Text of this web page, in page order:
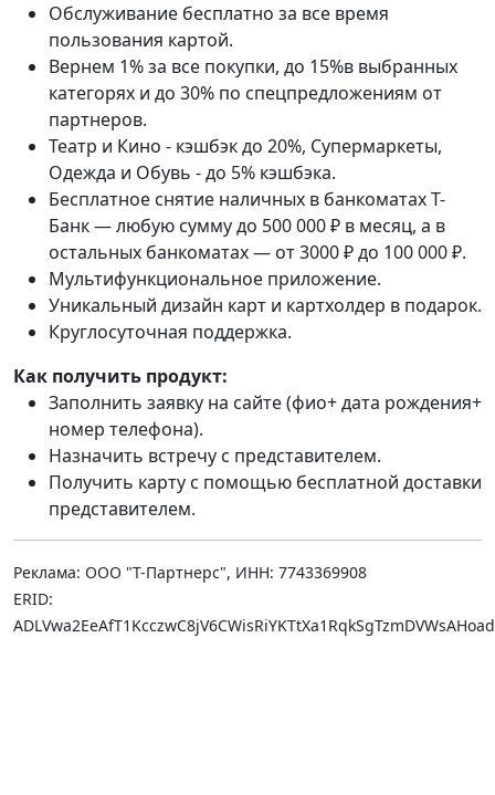
Обслуживание бесплатно за все время
пользования картой.
Вернем 1% за все покупки, до 15%в выбранных
категорях и до 30% по спецпредложениям от
партнеров.
Театр и Кино - кэшбэк до 20%, Супермаркеты,
Одежда и Обувь - до 5% кэшбэка.
Бесплатное снятие наличных в банкоматах Т-
Банк — любую сумму до 500 000 ₽ в месяц, а в
остальных банкоматах — от 3000 ₽ до 100 000 ₽.
Мультифункциональное приложение.
Уникальный дизайн карт и картхолдер в подарок.
Круглосуточная поддержка.
Как получить продукт:
Заполнить заявку на сайте (фио+ дата рождения+
номер телефона).
Назначить встречу с представителем.
Получить карту с помощью бесплатной доставки
представителем.
Реклама: ООО "Т-Партнерс", ИНН: 7743369908
ERID: